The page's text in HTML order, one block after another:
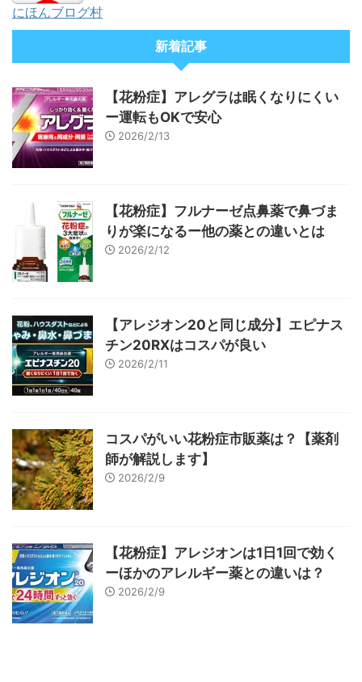
にほんブログ村
新着記事
【花粉症】アレグラは眠くなりにくい
ー運転もOKで安心
2026/2/13
【花粉症】フルナーゼ点鼻薬で鼻づま
りが楽になるー他の薬との違いとは
2026/2/12
【アレジオン20と同じ成分】エピナス
チン20RXはコスパが良い
2026/2/11
コスパがいい花粉症市販薬は？【薬剤
師が解説します】
2026/2/9
【花粉症】アレジオンは1日1回で効く
ーほかのアレルギー薬との違いは？
2026/2/9